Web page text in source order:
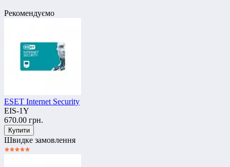
Рекомендуємо
ESET Internet Security
EIS-1Y
670.00 грн.
Швидке замовлення